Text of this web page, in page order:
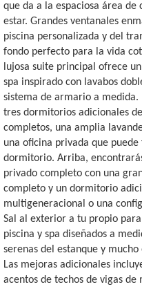
que da a la espaciosa área de
estar. Grandes ventanales
piscina personalizada y del
fondo perfecto para la vida
lujosa suite principal ofrece
spa inspirado con lavabos
sistema de armario a
tres dormitorios adicionales
completos, una amplia
una oficina privada que
dormitorio. Arriba,
privado completo con una
completo y un dormitorio
multigeneracional o una
Sal al exterior a tu propio
piscina y spa diseñados a
serenas del estanque y
Las mejoras adicionales
acentos de techos de vigas